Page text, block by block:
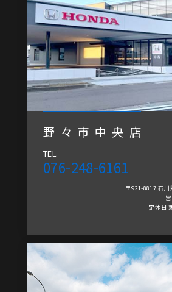
野々市中央店
TEL.
076-248-6161
〒921-8817 石
定休日